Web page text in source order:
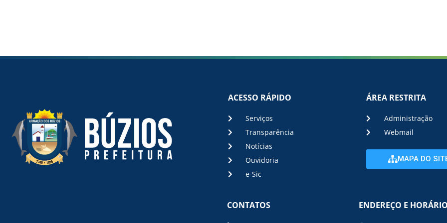
ACESSO RÁPIDO
Serviços
Transparência
Notícias
Ouvidoria
e-Sic
ÁREA RESTRITA
Administração
Webmail
MAPA DO
CONTATOS ENDEREÇO E